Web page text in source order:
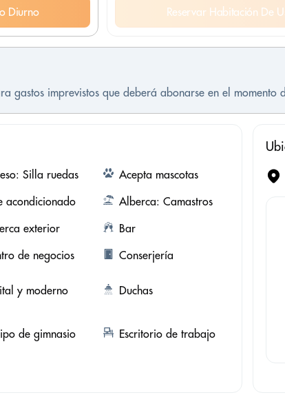
Diurno Reservar Habitación De
gastos imprevistos que deberá abonarse en el momento
Silla ruedas
Acepta mascotas
acondicionado
Alberca: Camastros
exterior
Bar
de negocios
Conserjería
y moderno Duchas
de gimnasio Escritorio de trabajo